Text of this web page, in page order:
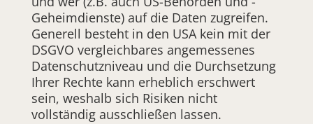
Geheimdienste) auf die Daten zugreifen.
Generell besteht in den USA kein mit der
DSGVO vergleichbares angemessenes
Datenschutzniveau und die Durchsetzung
Ihrer Rechte kann erheblich erschwert
sein, weshalb sich Risiken nicht
vollständig ausschließen lassen.